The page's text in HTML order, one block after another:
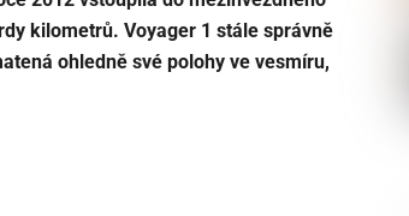
kilometrů. Voyager 1 stále správně
ohledně své polohy ve vesmíru,